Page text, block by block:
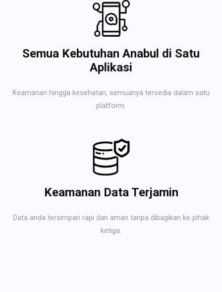
Semua Kebutuhan Anabul di Satu
Aplikasi
Keamanan hingga kesehatan, semuanya tersedia dalam satu
platform.
Keamanan Data Terjamin
Data anda tersimpan rapi dan aman tanpa dibagikan ke pihak
ketiga.